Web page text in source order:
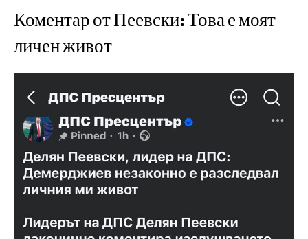
Коментар от Пеевски: Това е моят
личен живот